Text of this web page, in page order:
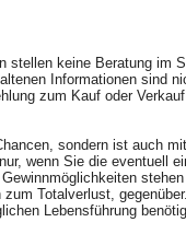
stellen keine Beratung im
Informationen sind
zum Kauf oder
sondern ist auch
wenn Sie die eventuell
stehen
Totalverlust,
Lebensführung